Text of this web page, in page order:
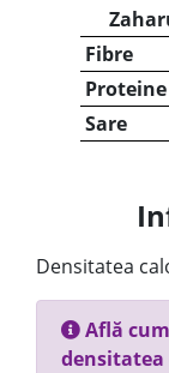
Fibre
Proteine
Sare
Densitatea
Află